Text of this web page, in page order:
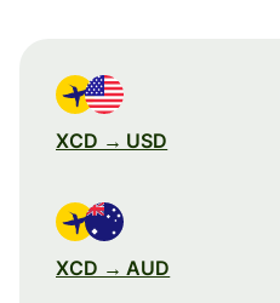
XCD → USD
XCD → AUD